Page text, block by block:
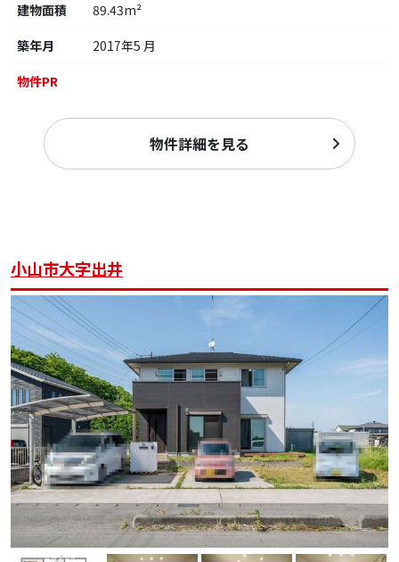
建物面積
89.43m²
築年月
2017年5 月
物件PR
物件詳細を見る
小山市大字出井